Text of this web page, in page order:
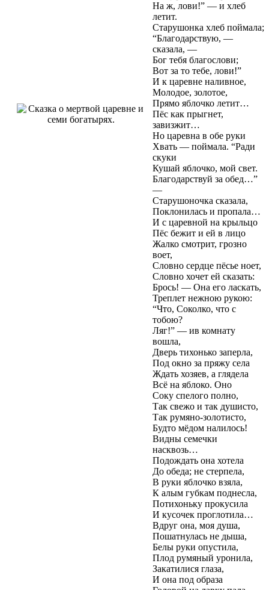
На ж, лови!” — и хлеб
летит.
Старушонка хлеб поймала;
“Благодарствую, —
сказала, —
Бог тебя благослови;
Вот за то тебе, лови!”
И к царевне наливное,
Молодое, золотое,
Прямо яблочко летит…
Пёс как прыгнет,
завизжит…
Но царевна в обе руки
Хвать — поймала. “Ради
скуки
Кушай яблочко, мой свет.
Благодарствуй за обед…”
—
Старушоночка сказала,
Поклонилась и пропала…
И с царевной на крыльцо
Пёс бежит и ей в лицо
Жалко смотрит, грозно
воет,
Словно сердце пёсье ноет,
Словно хочет ей сказать:
Брось! — Она его ласкать,
Треплет нежною рукою:
“Что, Соколко, что с
тобою?
Ляг!” — ив комнату
вошла,
Дверь тихонько заперла,
Под окно за пряжу села
Ждать хозяев, а глядела
Всё на яблоко. Оно
Соку спелого полно,
Так свежо и так душисто,
Так румяно-золотисто,
Будто мёдом налилось!
Видны семечки
насквозь…
Подождать она хотела
До обеда; не стерпела,
В руки яблочко взяла,
К алым губкам поднесла,
Потихоньку прокусила
И кусочек проглотила…
Вдруг она, моя душа,
Пошатнулась не дыша,
Белы руки опустила,
Плод румяный уронила,
Закатилися глаза,
И она под образа